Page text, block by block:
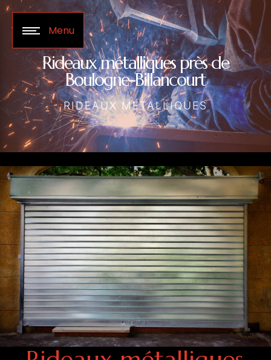
Menu
Rideaux métalliques près de
Boulogne-Billancourt
RIDEAUX MÉTALLIQUES
Panneau de gestion des cookies